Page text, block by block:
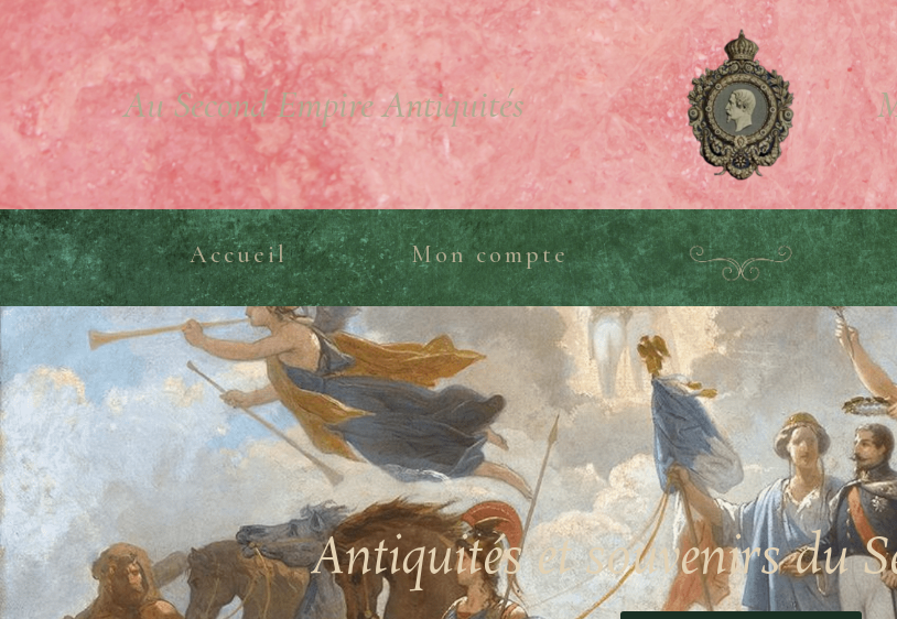
Au Second Empire Antiquités
Accueil Mon compte
Antiquités et souvenirs du